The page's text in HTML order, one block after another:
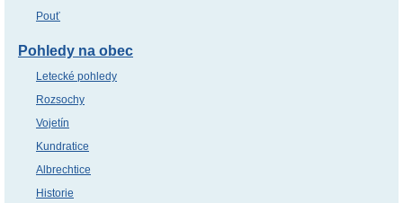
Pouť
Pohledy na obec
Letecké pohledy
Rozsochy
Vojetín
Kundratice
Albrechtice
Historie